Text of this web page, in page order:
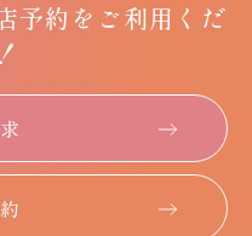
予約をご利用くだ